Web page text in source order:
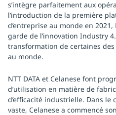
s’intègre parfaitement aux
l’introduction de la première
d’entreprise au monde en 2021,
garde de l’innovation Industry
transformation de certaines
au monde.
NTT DATA et Celanese font
d’utilisation en matière de
d’efficacité industrielle. Dans le
vaste, Celanese a commencé